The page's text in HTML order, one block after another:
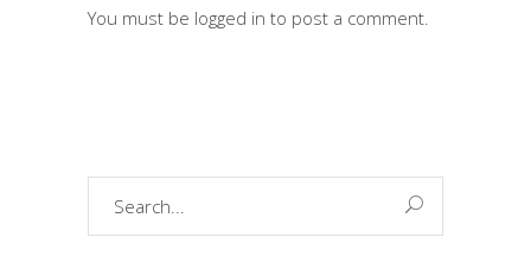
You must be logged in to post a comment.